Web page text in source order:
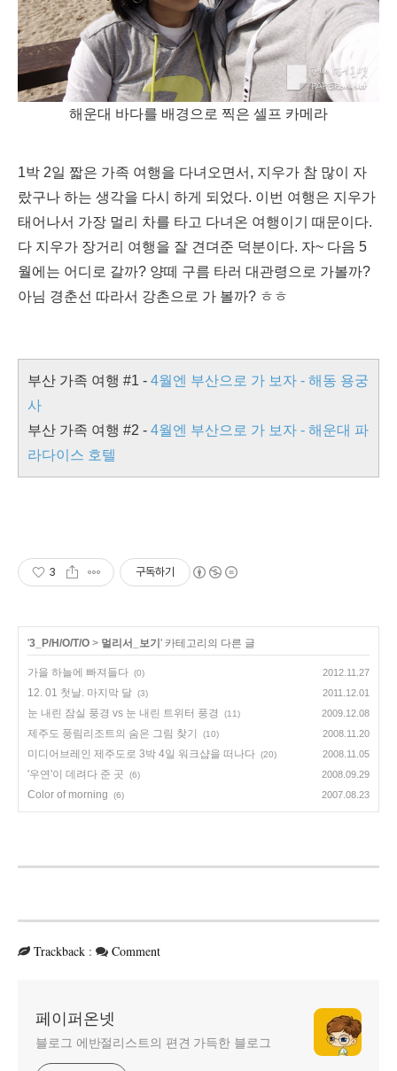
해운대 바다를 배경으로 찍은 셀프 카메라
1박 2일 짧은 가족 여행을 다녀오면서, 지우가 참 많이 자
랐구나 하는 생각을 다시 하게 되었다. 이번 여행은 지우가
태어나서 가장 멀리 차를 타고 다녀온 여행이기 때문이다.
다 지우가 장거리 여행을 잘 견뎌준 덕분이다. 자~ 다음 5
월에는 어디로 갈까? 양떼 구름 타러 대관령으로 가볼까?
아님 경춘선 따라서 강촌으로 가 볼까? ㅎㅎ
부산 가족 여행 #1 - 4월엔 부산으로 가 보자 - 해동 용궁
사
부산 가족 여행 #2 - 4월엔 부산으로 가 보자 - 해운대 파
라다이스 호텔
3 구독하기
'3_P/H/O/T/O > 멀리서_보기 ' 카테고리의 다른 글
가을 하늘에 빠져들다 (0) 2012.11.27
12. 01 첫날. 마지막 달 (3) 2011.12.01
눈 내린 잠실 풍경 vs 눈 내린 트위터 풍경 (11) 2009.12.08
제주도 풍림리조트의 숨은 그림 찾기 (10) 2008.11.20
미디어브레인 제주도로 3박 4일 워크샵을 떠나다 (20) 2008.11.05
'우연'이 데려다 준 곳 (6) 2008.09.29
Color of morning (6) 2007.08.23
Trackback : Comment
페이퍼온넷
블로그 에반절리스트의 편견 가득한 블로그